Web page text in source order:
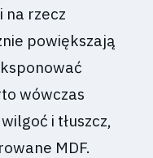
na rzecz
powiększają
wówczas
i tłuszcz,
MDF.